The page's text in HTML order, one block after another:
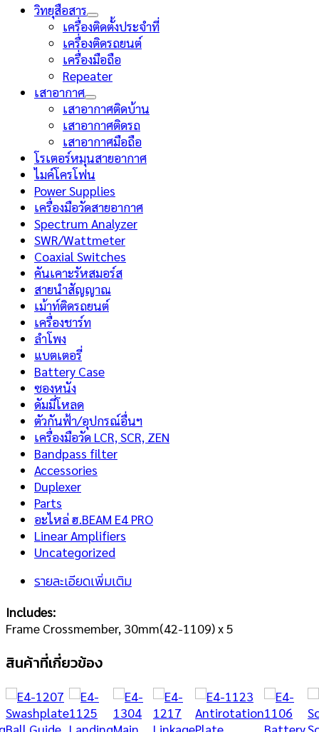
วิทยุสือสาร
เครื่องติดตั้งประจำที่
เครื่องติดรถยนต์
เครื่องมือถือ
Repeater
เสาอากาศ
เสาอากาศติดบ้าน
เสาอากาศติดรถ
เสาอากาศมือถือ
โรเตอร์หมุนสายอากาศ
ไมค์โครโฟน
Power Supplies
เครื่องมือวัดสายอากาศ
Spectrum Analyzer
SWR/Wattmeter
Coaxial Switches
คันเคาะรัหสมอร์ส
สายนำสัญญาณ
เม้าท์ติดรถยนต์
เครื่องชาร์ท
ลำโพง
แบตเตอรี่
Battery Case
ซองหนัง
ดัมมี่โหลด
ตัวกันฟ้า/อุปกรณ์อื่นฯ
เครื่องมือวัด LCR, SCR, ZEN
Bandpass filter
Accessories
Duplexer
Parts
อะไหล่ ฮ.BEAM E4 PRO
Linear Amplifiers
Uncategorized
รายละเอียดเพิ่มเติม
Includes:
Frame Crossmember, 30mm(42-1109) x 5
สินค้าที่เกี่ยวข้อง